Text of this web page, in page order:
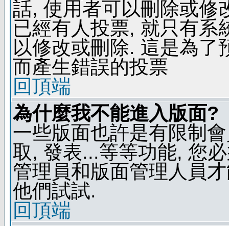
話, 使用者可以刪除或修
已經有人投票, 就只有系
以修改或刪除. 這是為了
而產生錯誤的投票
回頂端
為什麼我不能進入版面?
一些版面也許是有限制
取, 發表...等等功能, 您
管理員和版面管理人員
他們試試.
回頂端